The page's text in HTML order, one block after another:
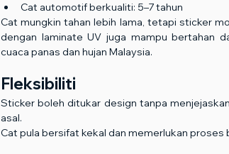
Cat automotif berkualiti: 5–7 tahun
Cat mungkin tahan lebih lama, tetapi sticker
dengan laminate UV juga mampu bertahan
cuaca panas dan hujan Malaysia.
Fleksibiliti
Sticker boleh ditukar design tanpa
asal.
Cat pula bersifat kekal dan memerlukan proses